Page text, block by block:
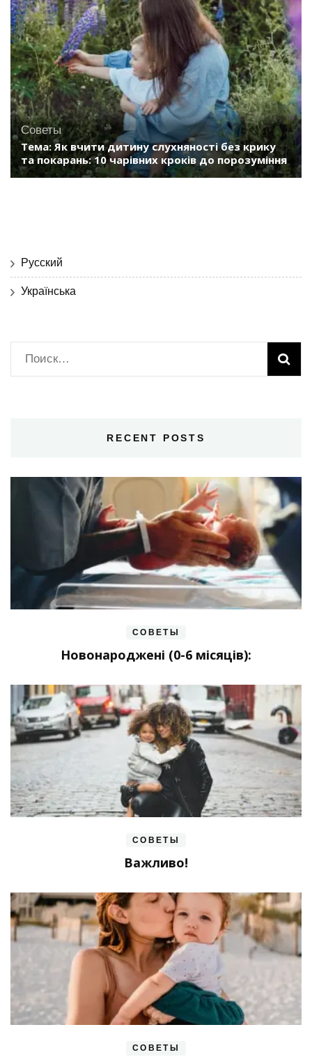
Советы
Тема: Як вчити дитину слухняності без крику
та покарань: 10 чарівних кроків до порозуміння
Русский
Українська
Найти:
RECENT POSTS
СОВЕТЫ
Новонароджені (0-6 місяців):
СОВЕТЫ
Важливо!
СОВЕТЫ